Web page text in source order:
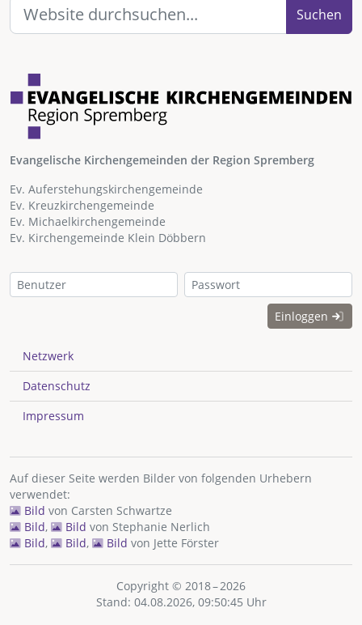
Suchen
Evangelische Kirchengemeinden der Region Spremberg
Ev. Auferstehungskirchengemeinde
Ev. Kreuzkirchengemeinde
Ev. Michaelkirchengemeinde
Ev. Kirchengemeinde Klein Döbbern
Einloggen
Netzwerk
Datenschutz
Impressum
Auf dieser Seite werden Bilder von folgenden Urhebern
verwendet:
Bild von Carsten Schwartze
Bild, Bild von Stephanie Nerlich
Bild, Bild, Bild von Jette Förster
Copyright © 2018 – 2026
Stand: 04.08.2026, 09:50:45 Uhr